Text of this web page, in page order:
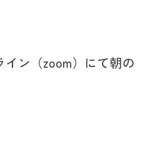
ン（zoom）にて朝の